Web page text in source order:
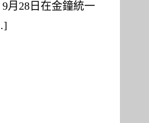
月28日在金鐘統一